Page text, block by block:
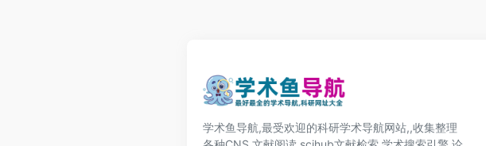
学术鱼导航,最受欢迎的科研学术导航网站,,收集整理